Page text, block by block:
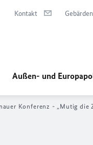
Kontakt
Außen- und
Konferenz - „Mutig die